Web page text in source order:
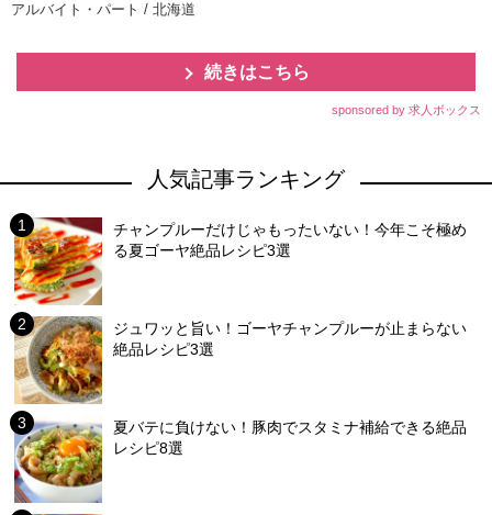
アルバイト・パート / 北海道
続きはこちら
sponsored by 求人ボックス
人気記事ランキング
チャンプルーだけじゃもったいない！今年こそ極め
る夏ゴーヤ絶品レシピ3選
ジュワッと旨い！ゴーヤチャンプルーが止まらない
絶品レシピ3選
夏バテに負けない！豚肉でスタミナ補給できる絶品
レシピ8選